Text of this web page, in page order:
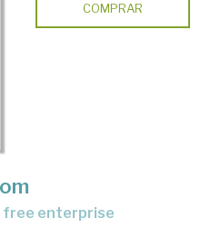
COMPRAR
free enterprise